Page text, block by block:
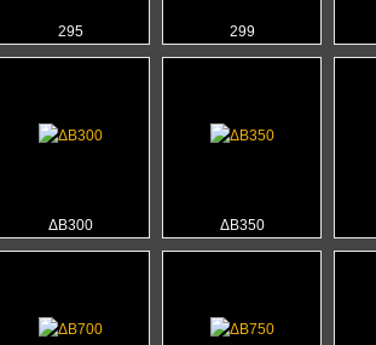
295 299
ΔΒ300 ΔΒ350